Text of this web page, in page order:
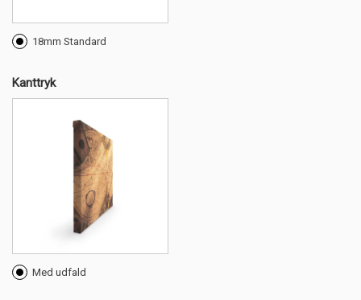
18mm Standard
Kanttryk
Med udfald